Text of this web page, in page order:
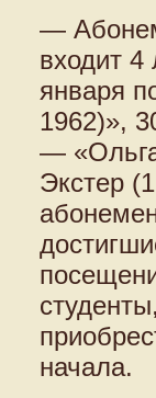
—
входит 4
января
1962)»,
—
Экстер
начала.